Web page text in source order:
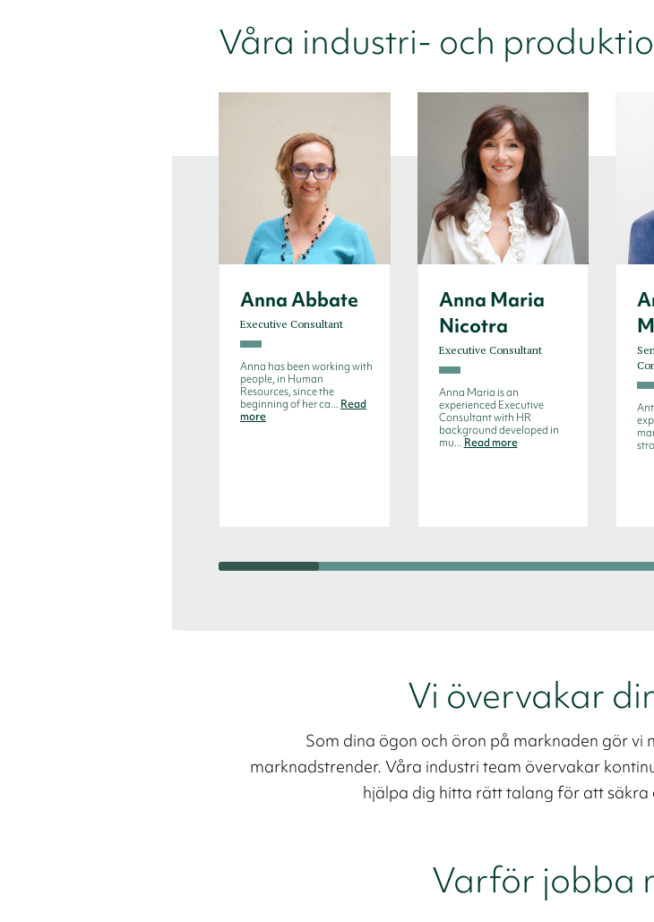
Våra industri- och
Anna Abbate
Executive Consultant
Anna has been working with
people, in Human
Resources, since the
beginning of her ca... Read
more
Anna Maria
Nicotra
Executive Consultant
Anna Maria is an
experienced Executive
Consultant with HR
background developed in
mu... Read more
Vi övervakar
Som dina ögon och öron på marknaden gör
marknadstrender. Våra industri team övervakar
hjälpa dig hitta rätt talang för att
Varför jobba